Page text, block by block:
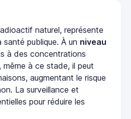
naturel, représente
publique. À un niveau
à des concentrations
à ce stade, il peut
augmentant le risque
La surveillance et
pour réduire les